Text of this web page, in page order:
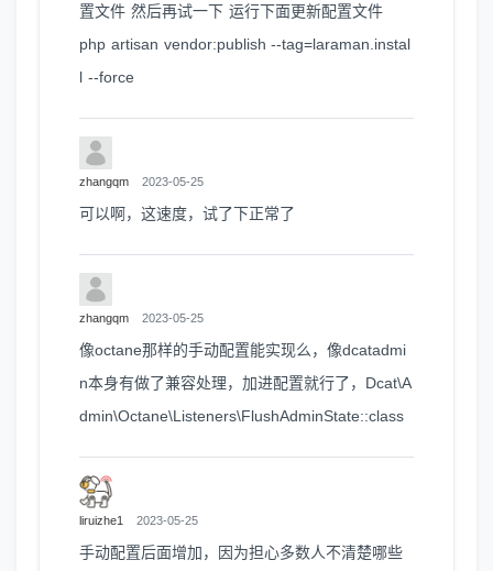
置文件 然后再试一下 运行下面更新配置文件
php artisan vendor:publish --tag=laraman.instal
l --force
zhangqm 2023-05-25
可以啊，这速度，试了下正常了
zhangqm 2023-05-25
像octane那样的手动配置能实现么，像dcatadmi
n本身有做了兼容处理，加进配置就行了，Dcat\A
dmin\Octane\Listeners\FlushAdminState::class
liruizhe1 2023-05-25
手动配置后面增加，因为担心多数人不清楚哪些